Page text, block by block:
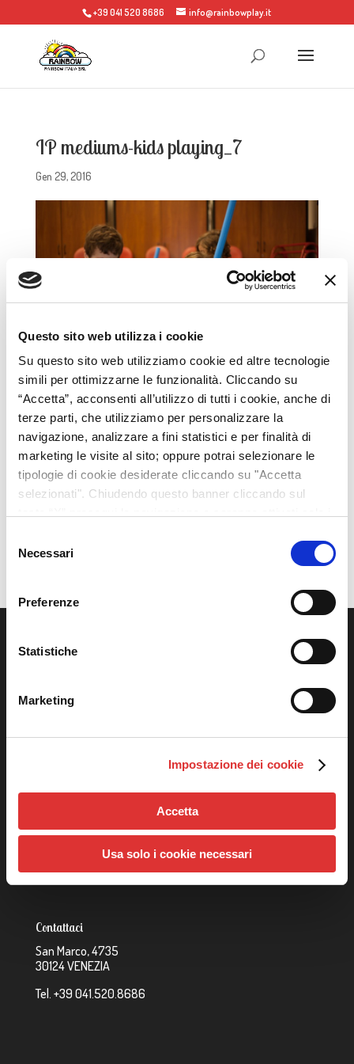
Questo sito web utilizza i cookie
Su questo sito web utilizziamo cookie ed altre tecnologie
simili per ottimizzarne le funzionalità. Cliccando su
“Accetta”, acconsenti all’utilizzo di tutti i cookie, anche di
terze parti, che utilizziamo per personalizzare la
navigazione, analizzare a fini statistici e per finalità di
marketing le visite al sito; oppure potrai selezionare le
tipologie di cookie desiderate cliccando su "Accetta
selezionati". Chiudendo questo banner cliccando sul
modificare le tue preferenze in ogni momento mediante il
link “Impostazione dei cookie” a fine pagina. Per ulteriori
informazioni ti invitiamo a prendere visione della Cookie
Policy.
delNecessari
Preferenze
Statistiche
Marketing
Impostazione dei cookie
Accetta
Usa solo i cookie necessari
+39 041 520 8686 info@rainbowplay.it
IP mediums-kids playing_7
Gen 29, 2016
Azienda
Playground e Springfree Trampoline™
Imagination Playground
Giochi a Molla
Contattaci
San Marco, 4735
30124 VENEZIA
Tel. +39 041.520.8686